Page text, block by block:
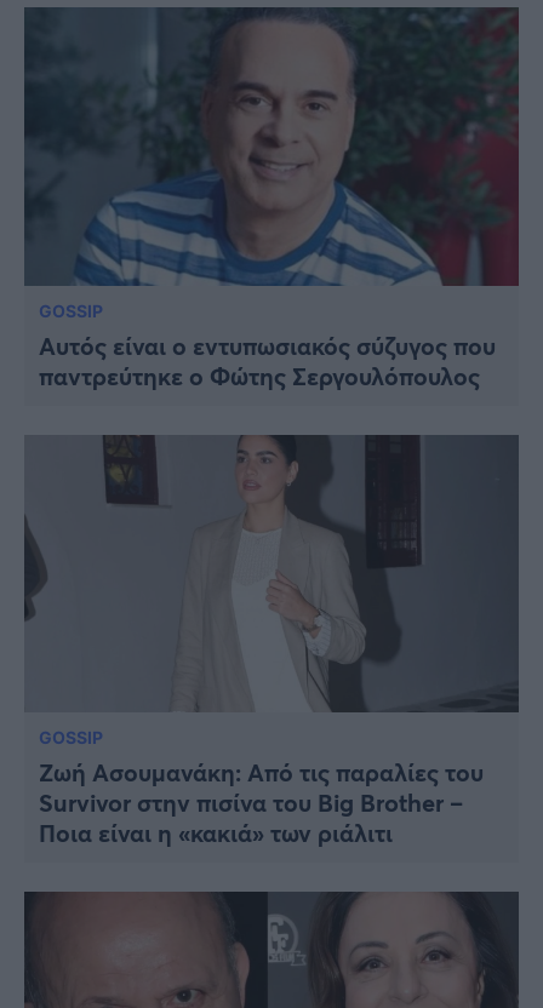
GOSSIP
Aυτός είναι ο εντυπωσιακός σύζυγος που
παντρεύτηκε ο Φώτης Σεργουλόπουλος
GOSSIP
Ζωή Ασουμανάκη: Από τις παραλίες του
Survivor στην πισίνα του Big Brother –
Ποια είναι η «κακιά» των ριάλιτι